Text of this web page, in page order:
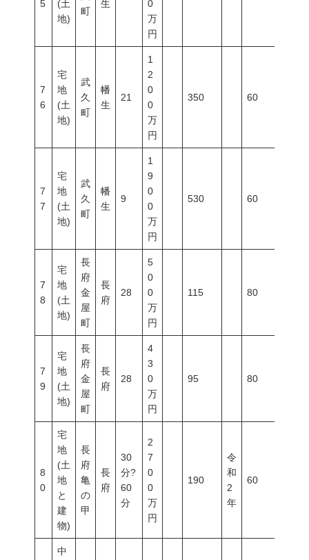
5
(土
地)
町
生
0
万
円
7
6
宅
地
(土
地)
武
久
町
幡
生
21
1
2
0
0
万
円
350 60
7
7
宅
地
(土
地)
武
久
町
幡
生
9
1
9
0
0
万
円
530 60
7
8
宅
地
(土
地)
長
府
金
屋
町
長
府
28
5
0
0
万
円
115 80
7
9
宅
地
(土
地)
長
府
金
屋
町
長
府
28
4
3
0
万
円
95 80
8
0
宅
地
(土
地
と
建
物)
長
府
亀
の
甲
長
府
30
分?
60
分
2
7
0
0
万
円
190
令
和
2
年
60
中